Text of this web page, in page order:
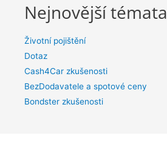
Nejnovější témata
Životní pojištění
Dotaz
Cash4Car zkušenosti
BezDodavatele a spotové ceny
Bondster zkušenosti